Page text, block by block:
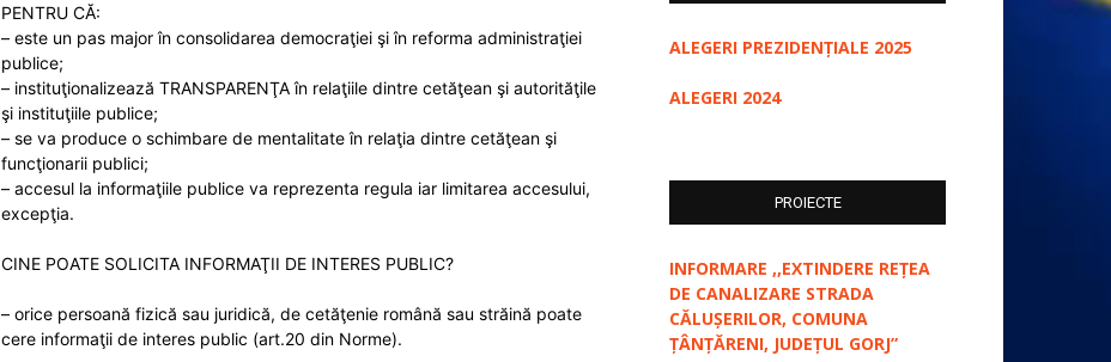
PENTRU CĂ:
– este un pas major în consolidarea democraţiei şi în reforma administraţiei
publice;
– instituţionalizează TRANSPARENŢA în relaţiile dintre cetăţean şi autorităţile
şi instituţiile publice;
– se va produce o schimbare de mentalitate în relaţia dintre cetăţean şi
funcţionarii publici;
– accesul la informaţiile publice va reprezenta regula iar limitarea accesului,
excepţia.
CINE POATE SOLICITA INFORMAŢII DE INTERES PUBLIC?
– orice persoană fizică sau juridică, de cetăţenie română sau străină poate
cere informaţii de interes public (art.20 din Norme).
ALEGERI PREZIDENȚIALE 2025
ALEGERI 2024
PROIECTE
INFORMARE ,,EXTINDERE REȚEA
DE CANALIZARE STRADA
CĂLUȘERILOR, COMUNA
ȚÂNȚĂRENI, JUDEȚUL GORJ”